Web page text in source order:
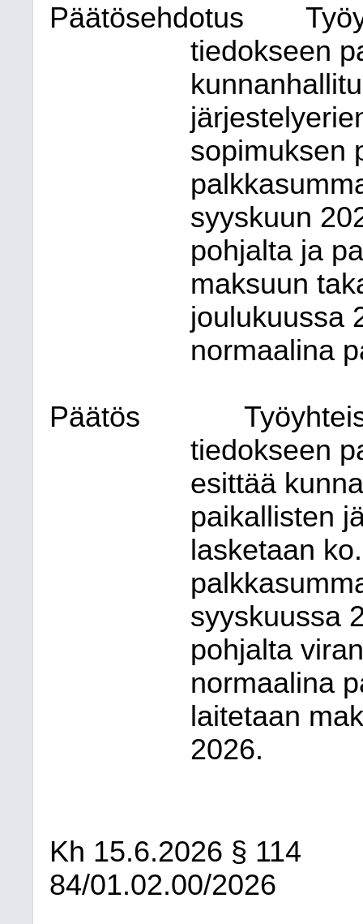
Päätösehdotus
tiedokseen
sopimuksen
syyskuun
pohjalta ja
maksuun
joulukuussa
normaalina
Päätös
tiedokseen
esittää
paikallisten
lasketaan
syyskuussa
pohjalta
normaalina
laitetaan
2026.
Kh 15.6.2026 § 114
84/01.02.00/2026